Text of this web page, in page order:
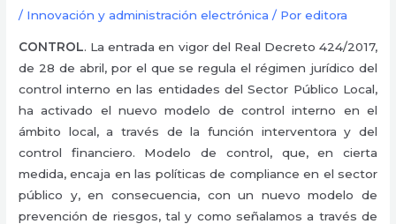
/ Innovación y administración electrónica / Poreditora
CONTROL. La entrada en vigor del Real Decreto 424/2017,
de 28 de abril, por el que se regula el régimen jurídico del
control interno en las entidades del Sector Público Local,
ha activado el nuevo modelo de control interno en el
ámbito local, a través de la función interventora y del
control financiero. Modelo de control, que, en cierta
medida, encaja en las políticas de compliance en el sector
público y, en consecuencia, con un nuevo modelo de
prevención de riesgos, tal y como señalamos a través de